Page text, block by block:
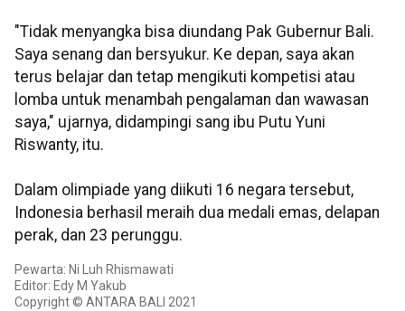
"Tidak menyangka bisa diundang Pak Gubernur Bali.
Saya senang dan bersyukur. Ke depan, saya akan
terus belajar dan tetap mengikuti kompetisi atau
lomba untuk menambah pengalaman dan wawasan
saya," ujarnya, didampingi sang ibu Putu Yuni
Riswanty, itu.
Dalam olimpiade yang diikuti 16 negara tersebut,
Indonesia berhasil meraih dua medali emas, delapan
perak, dan 23 perunggu.
Pewarta: Ni Luh Rhismawati
Editor: Edy M Yakub
Copyright © ANTARA BALI 2021